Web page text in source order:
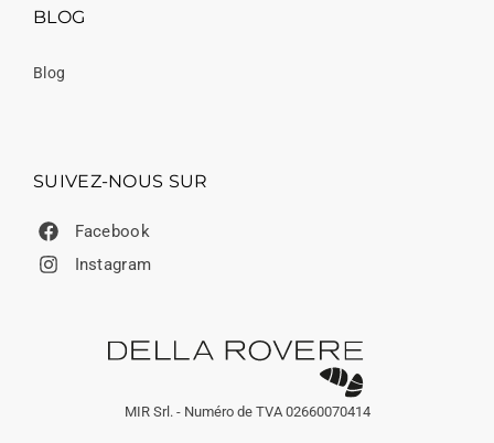
BLOG
Blog
SUIVEZ-NOUS SUR
Facebook
Instagram
MIR Srl. - Numéro de TVA 02660070414